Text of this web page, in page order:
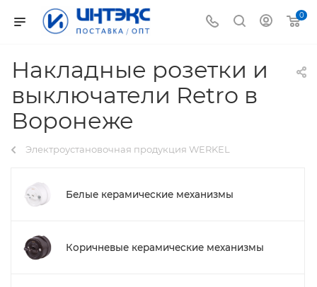
0
Накладные розетки и
выключатели Retro в
Воронеже
Электроустановочная продукция WERKEL
Белые керамические механизмы
Коричневые керамические механизмы